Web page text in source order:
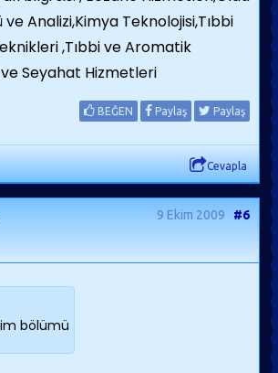
Analizi,Kimya Teknolojisi,Tıbbi
,Tıbbi ve Aromatik
Seyahat Hizmetleri
BEĞEN Paylaş Paylaş
Cevapla
9 Ekim 2009 #6
bölümü